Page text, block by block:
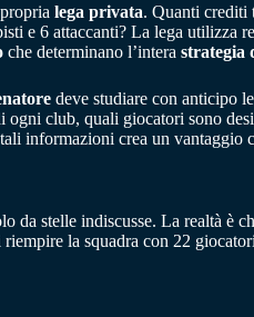
lega privata. Quanti crediti
e 6 attaccanti? La lega utilizza
che determinano l’intera strategia
deve studiare con anticipo le
ogni club, quali giocatori sono
informazioni crea un
stelle indiscusse. La realtà è
la squadra con 22